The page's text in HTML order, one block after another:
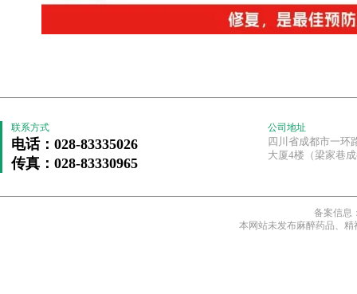
联系方式
电话：028-83335026
传真：028-83330965
公司地址
四川省成都市一环
大厦4楼（梁家巷
备案信息
本网站未发布麻醉药品、